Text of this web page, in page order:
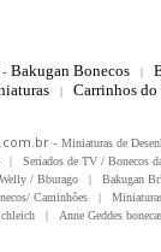
Bakugan Bonecos |
| Carrinhos do
- Miniaturas de
| Seriados de TV / Bonecos
/ Bburago
| Bakugan
Caminhões
|
| Anne Geddes